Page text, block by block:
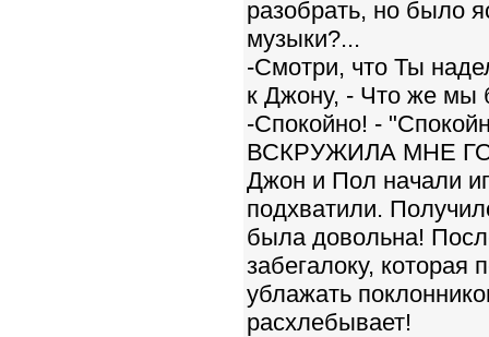
разобрать, но было
музыки?...
-Смотри, что Ты
к Джону, - Что же мы
-Спокойно! -
ВСКРУЖИЛА МНЕ
Джон и Пол начали
подхватили.
была довольна!
забегалоку, которая
ублажать
расхлебывает!